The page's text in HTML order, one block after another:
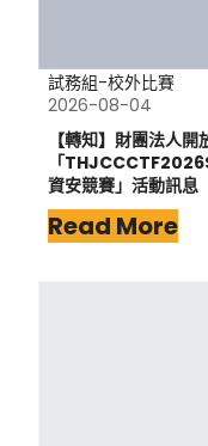
試務組-校外比賽
2026-08-04
【轉知】財團法人
「
資安競賽」活動訊息
Read More